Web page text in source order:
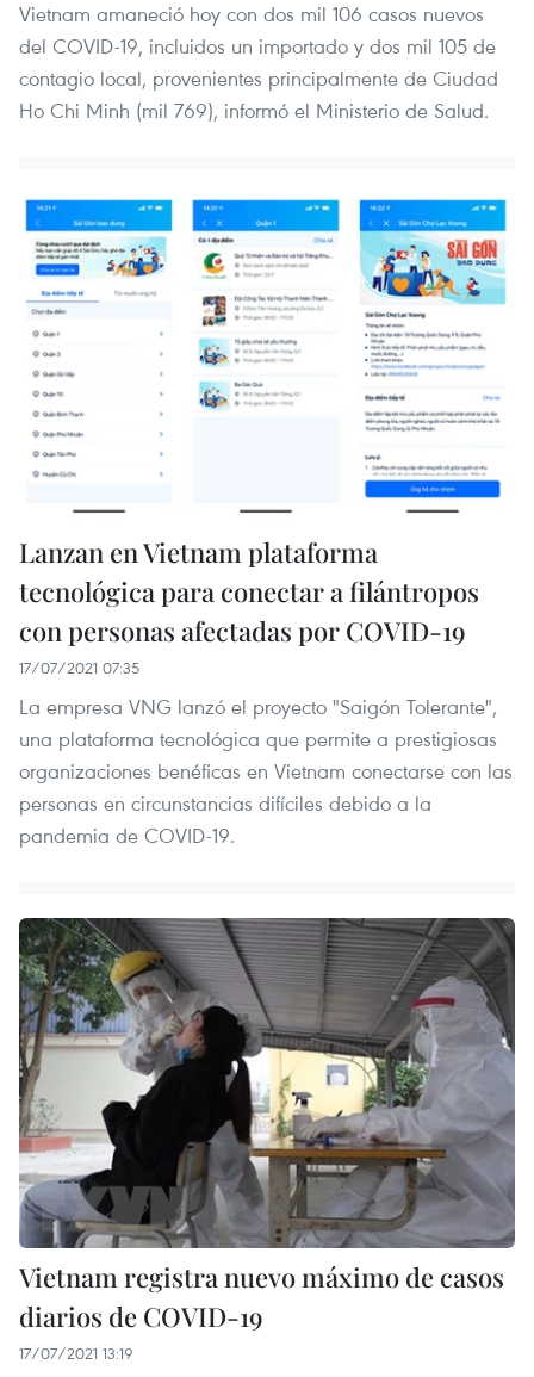
Vietnam amaneció hoy con dos mil 106 casos nuevos
del COVID-19, incluidos un importado y dos mil 105 de
contagio local, provenientes principalmente de Ciudad
Ho Chi Minh (mil 769), informó el Ministerio de Salud.
Lanzan en Vietnam plataforma
tecnológica para conectar a filántropos
con personas afectadas por COVID-19
17/07/2021 07:35
La empresa VNG lanzó el proyecto "Saigón Tolerante",
una plataforma tecnológica que permite a prestigiosas
organizaciones benéficas en Vietnam conectarse con las
personas en circunstancias difíciles debido a la
pandemia de COVID-19.
Vietnam registra nuevo máximo de casos
diarios de COVID-19
17/07/2021 13:19